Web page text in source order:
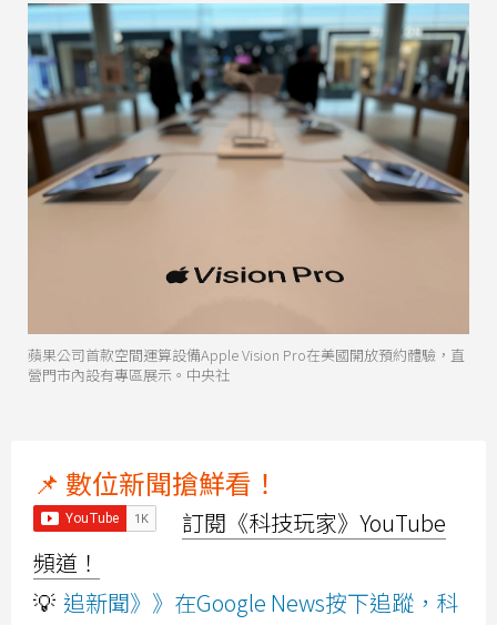
蘋果公司首款空間運算設備Apple Vision Pro在美國開放預約體驗，直
營門市內設有專區展示。中央社
📌 數位新聞搶鮮看！
訂閱《科技玩家》YouTube
頻道！
💡 追新聞》》在Google News按下追蹤，科